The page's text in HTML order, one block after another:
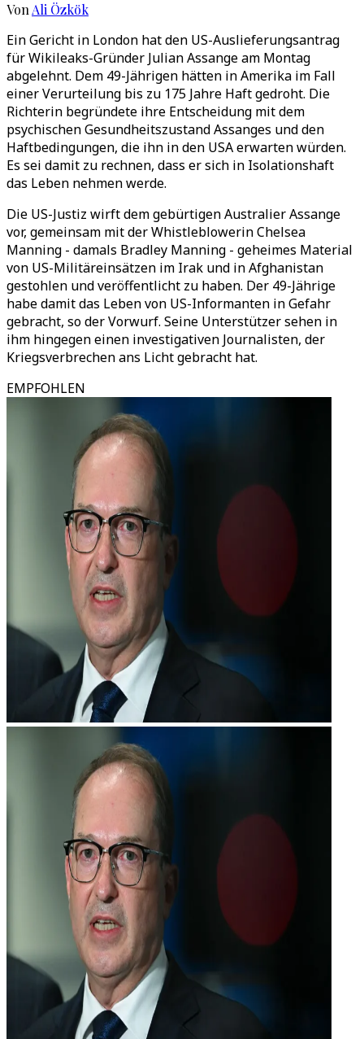
Von Ali Özkök
Ein Gericht in London hat den US-Auslieferungsantrag
für Wikileaks-Gründer Julian Assange am Montag
abgelehnt. Dem 49-Jährigen hätten in Amerika im Fall
einer Verurteilung bis zu 175 Jahre Haft gedroht. Die
Richterin begründete ihre Entscheidung mit dem
psychischen Gesundheitszustand Assanges und den
Haftbedingungen, die ihn in den USA erwarten würden.
Es sei damit zu rechnen, dass er sich in Isolationshaft
das Leben nehmen werde.
Die US-Justiz wirft dem gebürtigen Australier Assange
vor, gemeinsam mit der Whistleblowerin Chelsea
Manning - damals Bradley Manning - geheimes Material
von US-Militäreinsätzen im Irak und in Afghanistan
gestohlen und veröffentlicht zu haben. Der 49-Jährige
habe damit das Leben von US-Informanten in Gefahr
gebracht, so der Vorwurf. Seine Unterstützer sehen in
ihm hingegen einen investigativen Journalisten, der
Kriegsverbrechen ans Licht gebracht hat.
EMPFOHLEN